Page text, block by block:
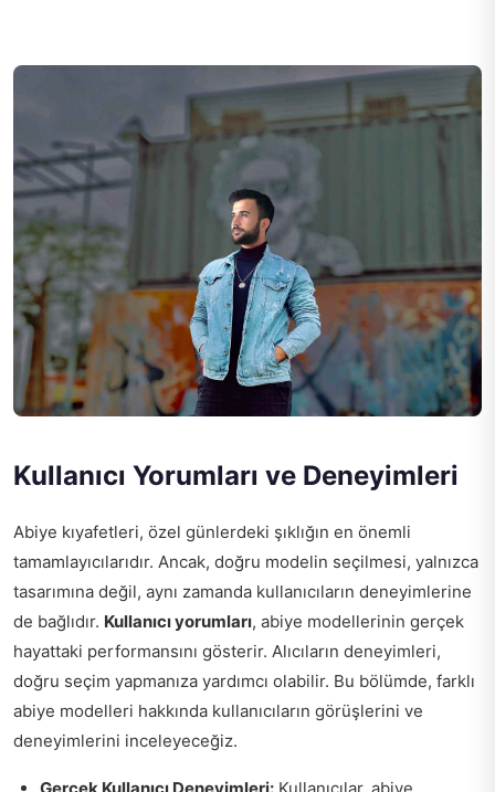
Kullanıcı Yorumları ve Deneyimleri
Abiye kıyafetleri, özel günlerdeki şıklığın en önemli
tamamlayıcılarıdır. Ancak, doğru modelin seçilmesi, yalnızca
tasarımına değil, aynı zamanda kullanıcıların deneyimlerine
de bağlıdır. Kullanıcı yorumları, abiye modellerinin gerçek
hayattaki performansını gösterir. Alıcıların deneyimleri,
doğru seçim yapmanıza yardımcı olabilir. Bu bölümde, farklı
abiye modelleri hakkında kullanıcıların görüşlerini ve
deneyimlerini inceleyeceğiz.
Gerçek Kullanıcı Deneyimleri: Kullanıcılar, abiye